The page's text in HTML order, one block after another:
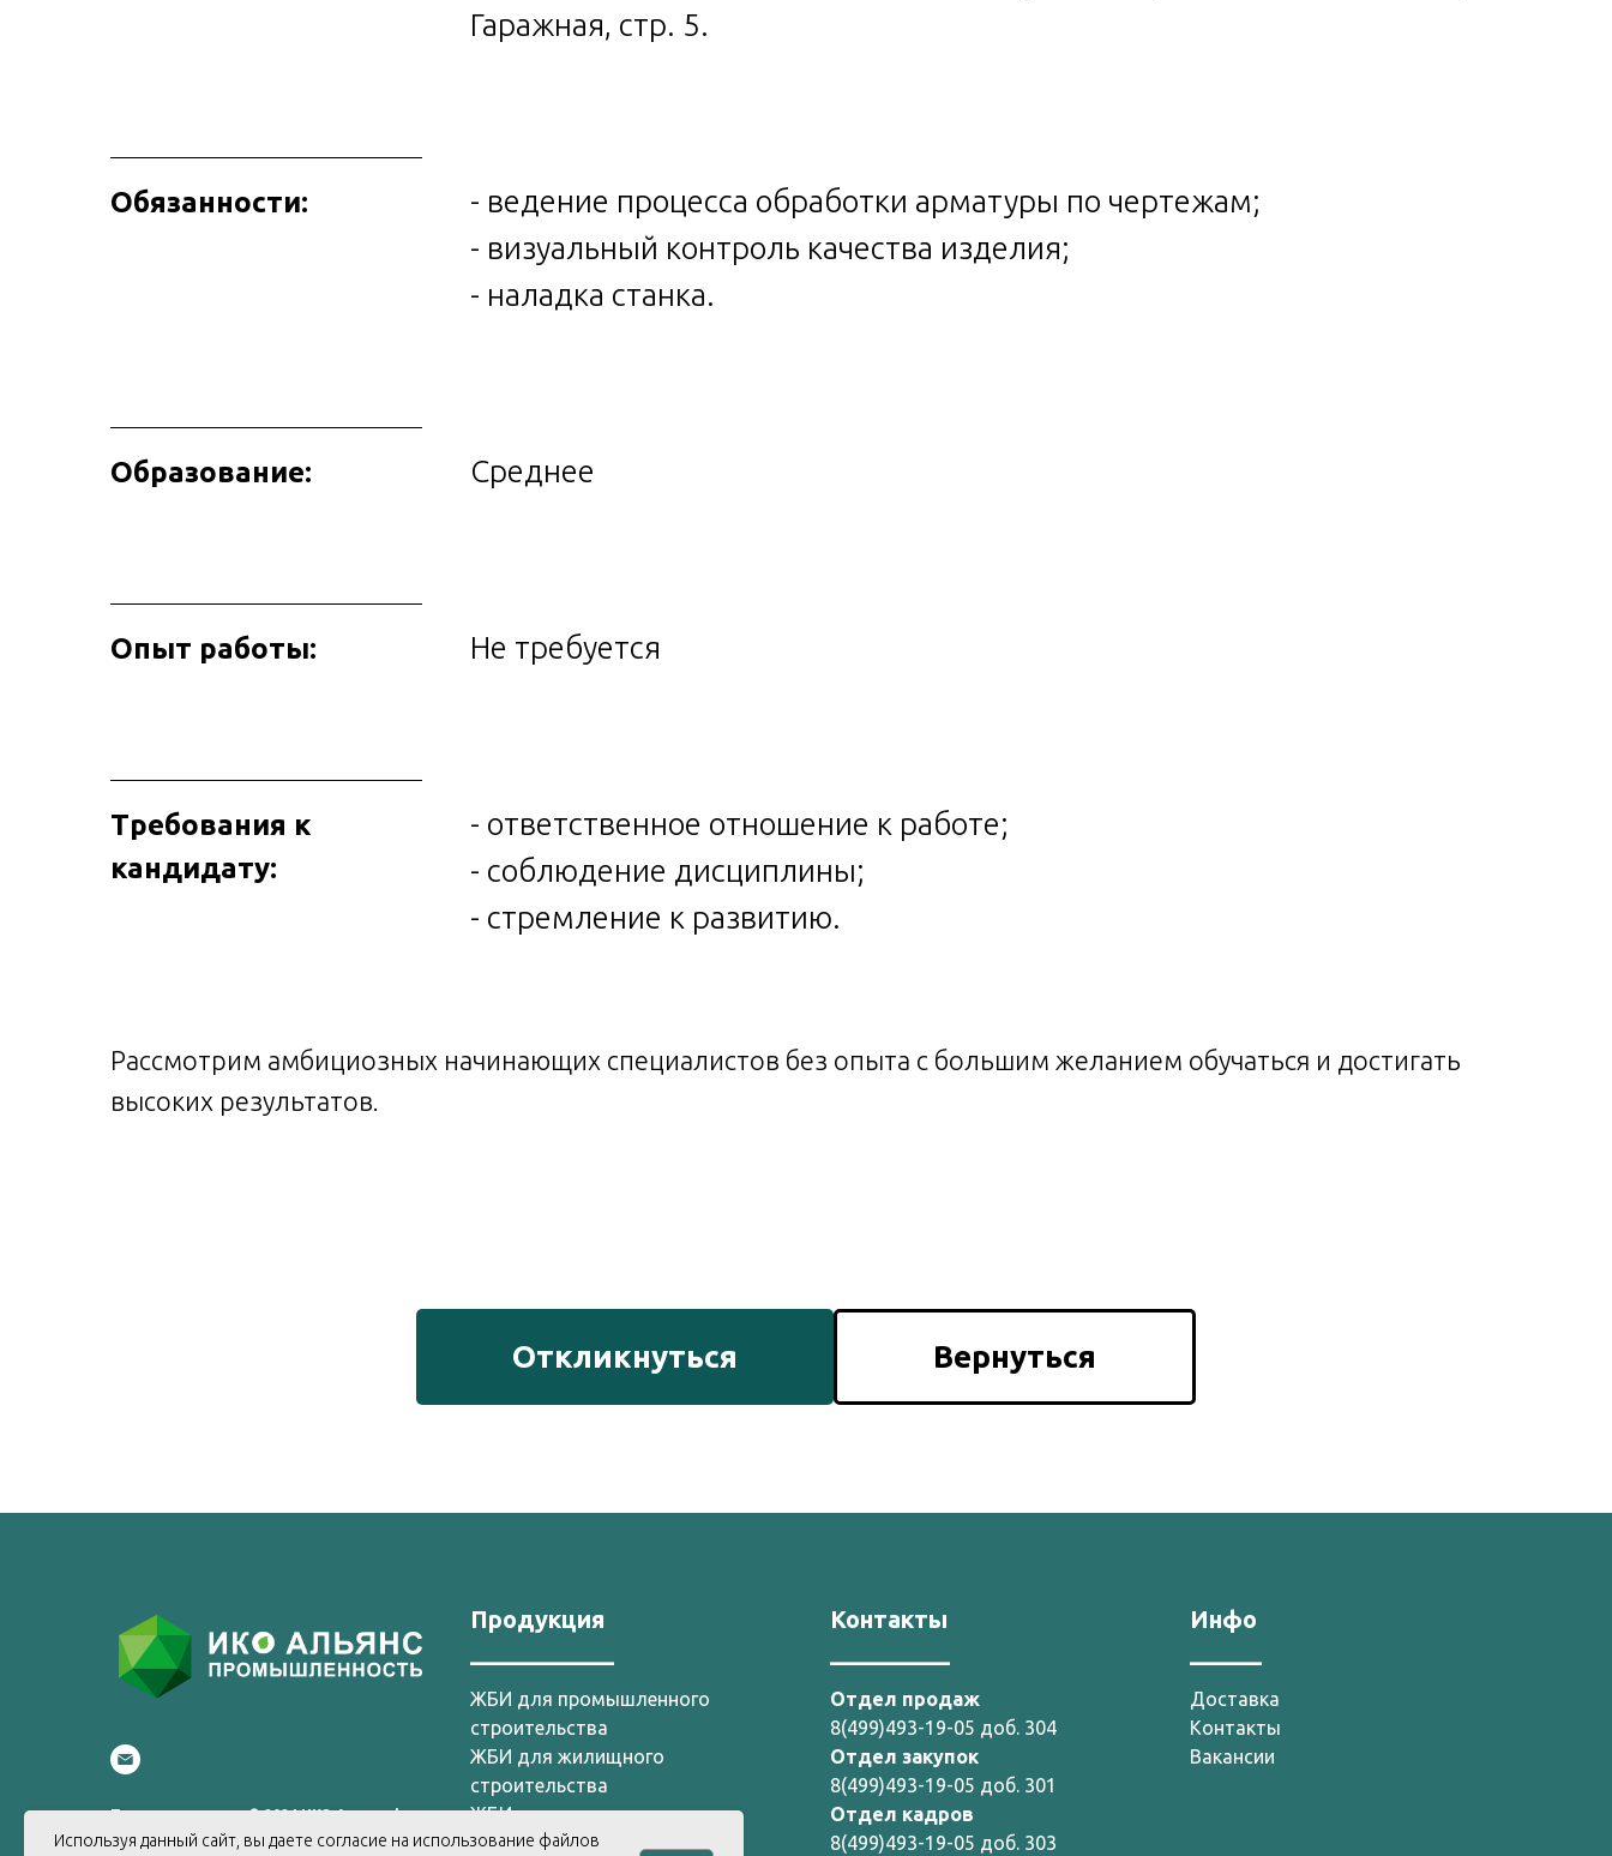
Используя данный сайт, вы даете согласие на использование файлов
Гаражная, стр. 5.
Обязанности:
- ведение процесса обработки арматуры по чертежам;
- визуальный контроль качества изделия;
- наладка станка.
Образование: Среднее
Опыт работы: Не требуется
Требования к
кандидату:
- ответственное отношение к работе;
- соблюдение дисциплины;
- стремление к развитию.
Рассмотрим амбициозных начинающих специалистов без опыта с большим желанием обучаться и достигать
высоких результатов.
Откликнуться Вернуться
Права защищены © 2024 ИКО Альянс |
Политика конфиденциальности
Продукция
ЖБИ для промышленного
строительства
ЖБИ для жилищного
строительства
ЖБИ для дорожного
строительства
Контакты
Отдел продаж
8(499)493-19-05 доб. 304
Отдел закупок
8(499)493-19-05 доб. 301
Отдел кадров
8(499)493-19-05 доб. 303
Инфо
Доставка
Контакты
Вакансии